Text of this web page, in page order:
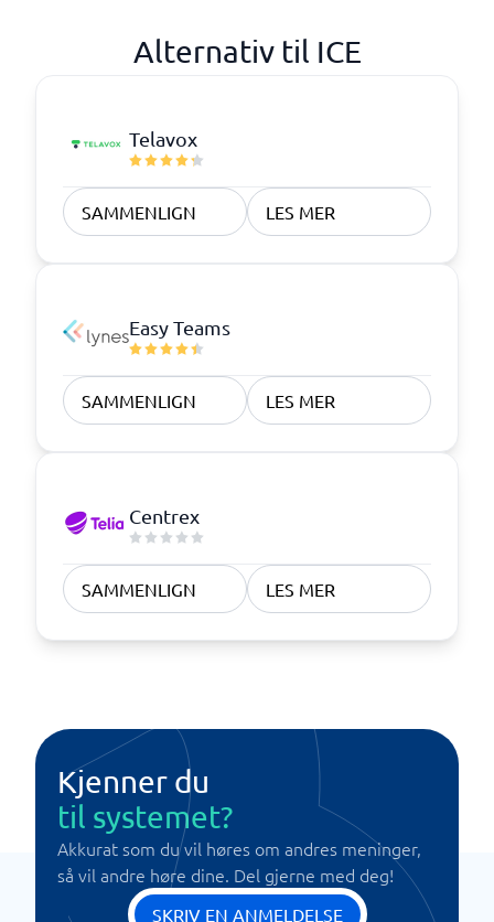
Alternativ til ICE
Telavox
SAMMENLIGN LES MER
Easy Teams
SAMMENLIGN LES MER
Centrex
SAMMENLIGN LES MER
Kjenner du
til systemet?
Akkurat som du vil høres om andres meninger,
så vil andre høre dine. Del gjerne med deg!
SKRIV EN ANMELDELSE